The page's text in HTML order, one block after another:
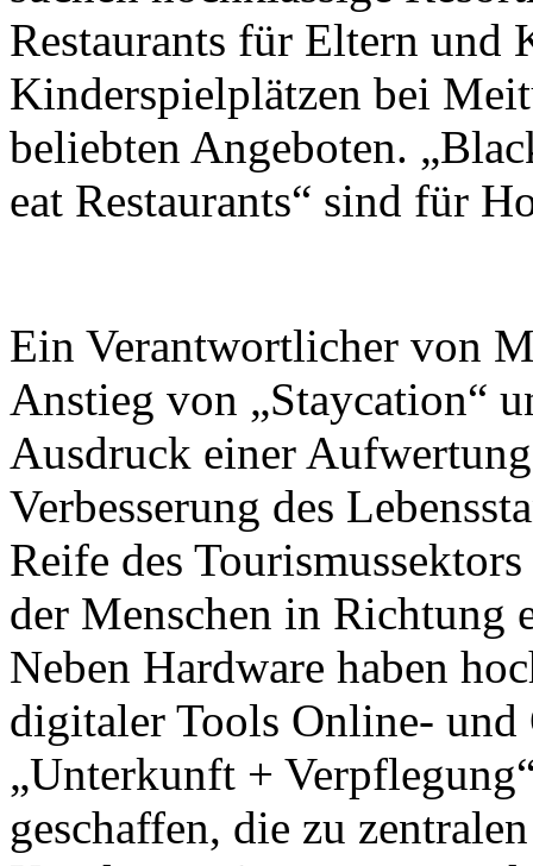
Restaurants für Eltern und
Kinderspielplätzen bei
beliebten Angeboten.
eat Restaurants“ sind für
Ein Verantwortlicher von
Anstieg von „Staycation“
Ausdruck einer
Verbesserung des
Reife des
der Menschen in Richtung
Neben Hardware haben
digitaler Tools Online-
„Unterkunft +
geschaffen, die zu